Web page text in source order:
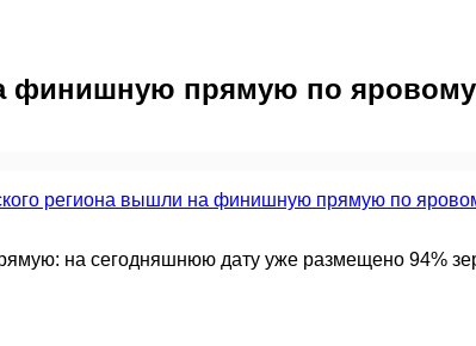
финишную прямую по яровому
на сегодняшнюю дату уже размещено 94%